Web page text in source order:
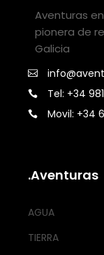
Aventuras
pionera de
Galicia
Tel: +34
Movil: +34
.Aventuras
AGUA
TIERRA